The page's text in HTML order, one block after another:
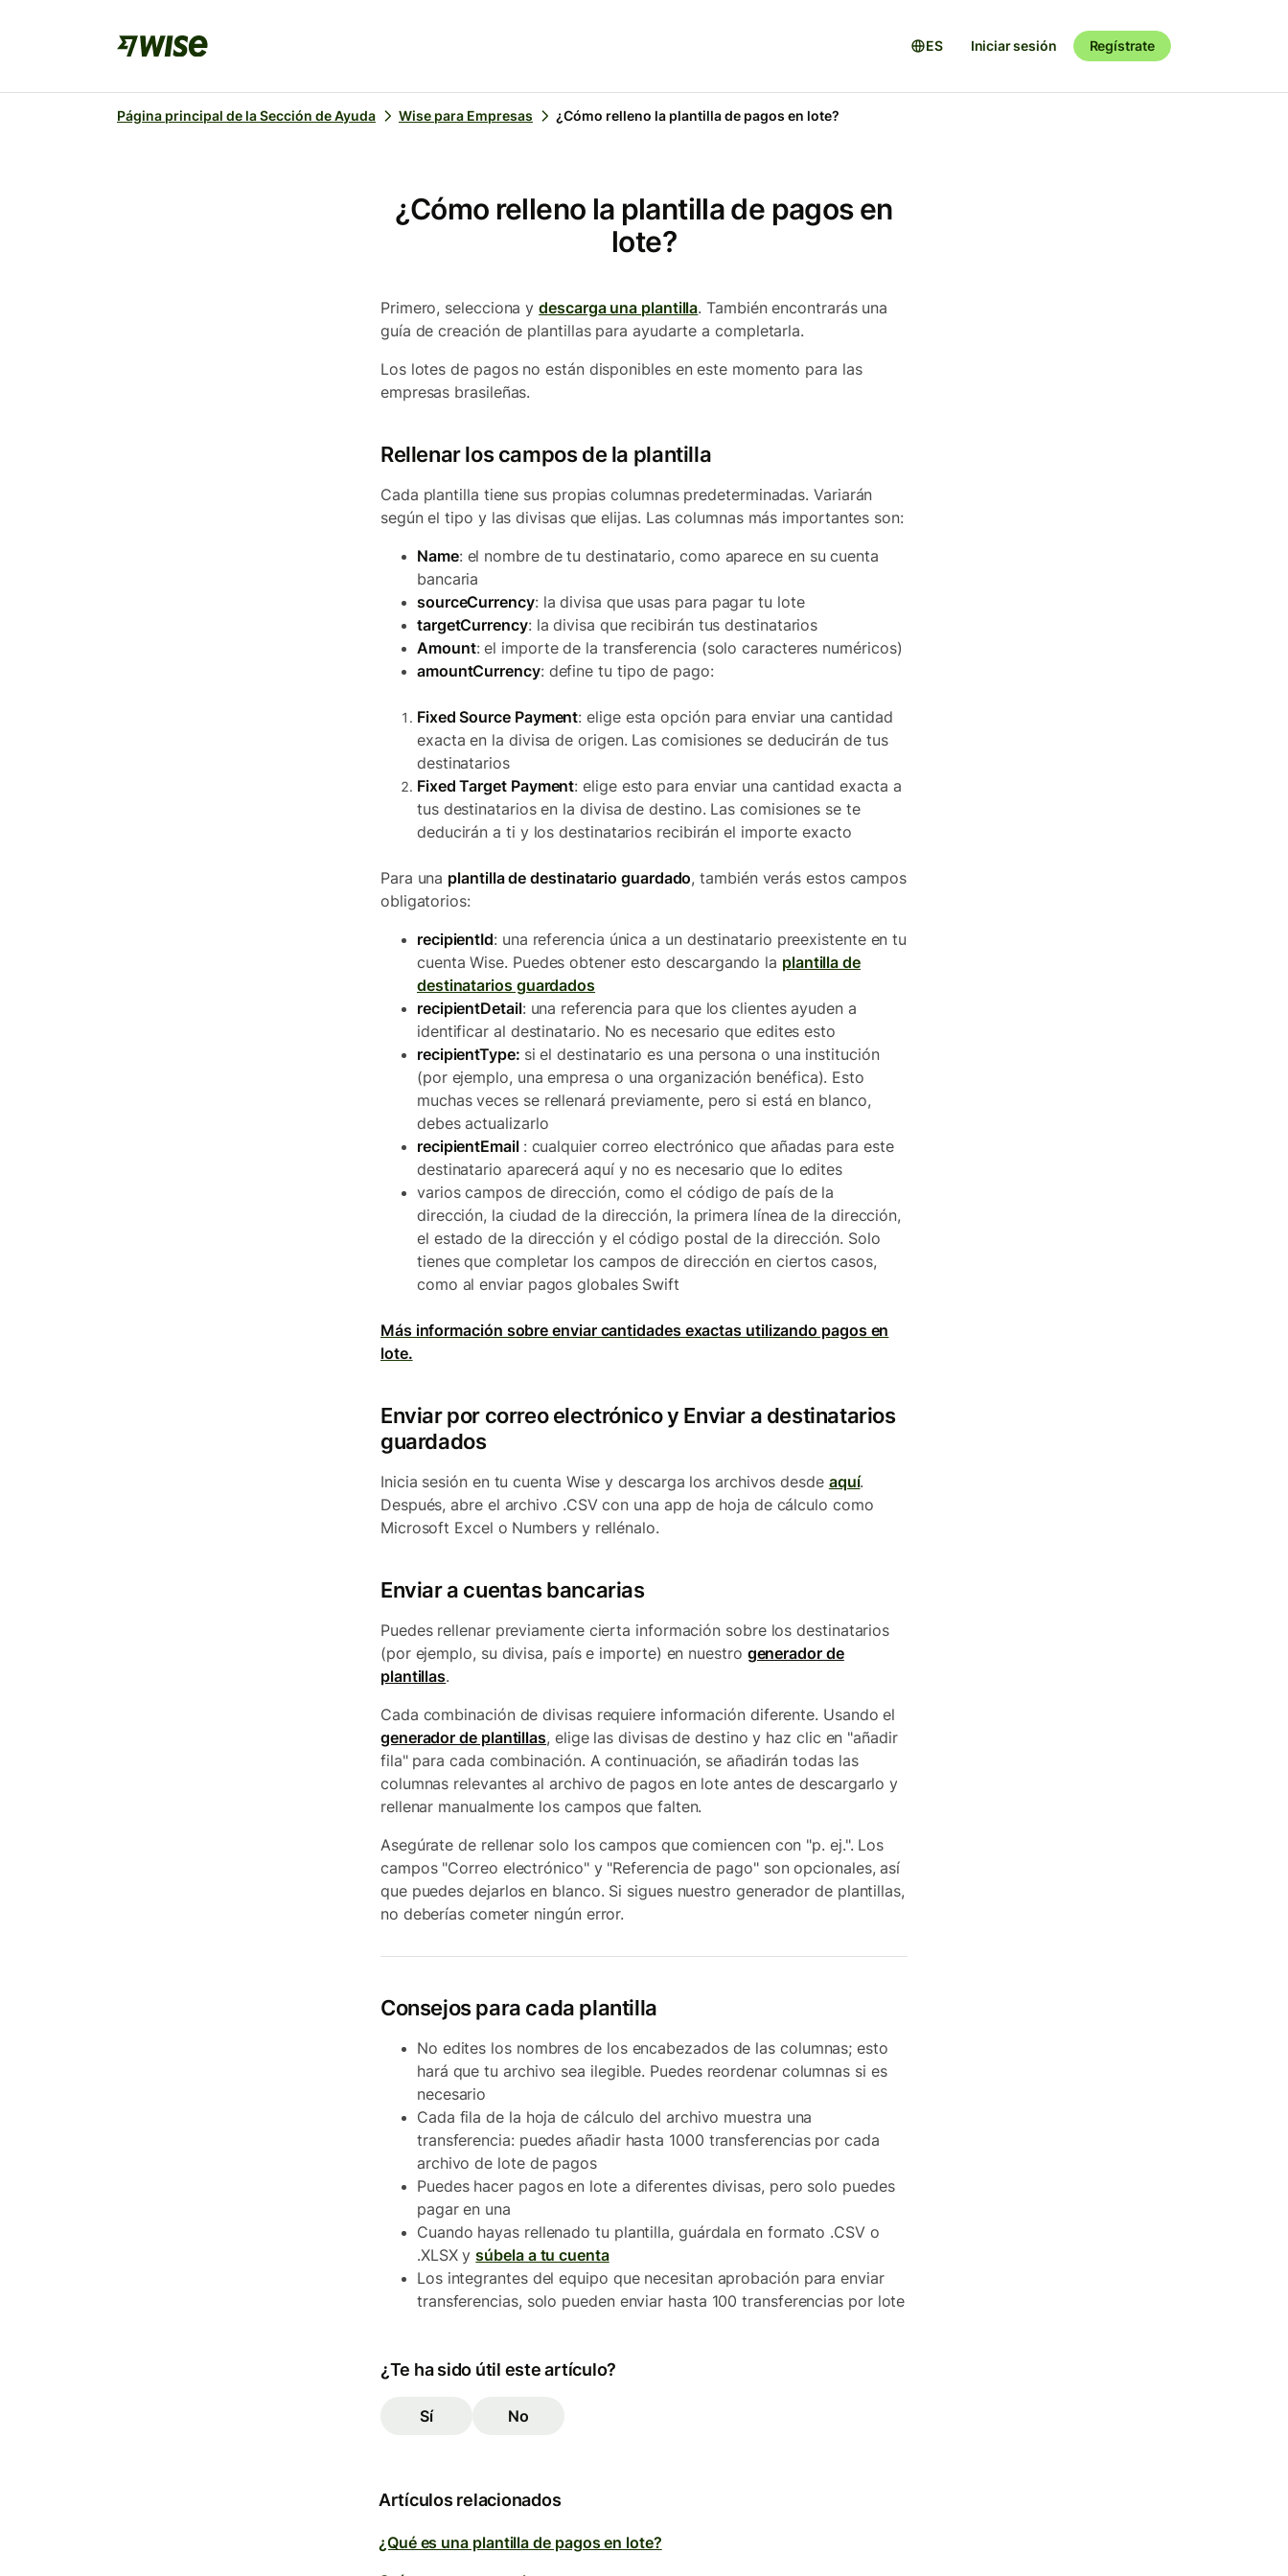
ES Iniciar sesión Regístrate
Página principal de la Sección de Ayuda Wise para Empresas ¿Cómo relleno la plantilla de pagos en lote?
¿Cómo relleno la plantilla de pagos en
lote?
Primero, selecciona ydescarga una plantilla. También encontrarás una
guía de creación de plantillas para ayudarte a completarla.
Los lotes de pagos no están disponibles en este momento para las
empresas brasileñas.
Rellenar los campos de la plantilla
Cada plantilla tiene sus propias columnas predeterminadas. Variarán
según el tipo y las divisas que elijas. Las columnas más importantes son:
Name: el nombre de tu destinatario, como aparece en su cuenta
bancaria
sourceCurrency: la divisa que usas para pagar tu lote
targetCurrency: la divisa que recibirán tus destinatarios
Amount: el importe de la transferencia (solo caracteres numéricos)
amountCurrency: define tu tipo de pago:
Fixed Source Payment: elige esta opción para enviar una cantidad
exacta en la divisa de origen. Las comisiones se deducirán de tus
destinatarios
Fixed Target Payment: elige esto para enviar una cantidad exacta a
tus destinatarios en la divisa de destino. Las comisiones se te
deducirán a ti y los destinatarios recibirán el importe exacto
Para una plantilla de destinatario guardado, también verás estos campos
obligatorios:
recipientId: una referencia única a un destinatario preexistente en tu
cuenta Wise. Puedes obtener esto descargando la plantilla de
destinatarios guardados
recipientDetail: una referencia para que los clientes ayuden a
identificar al destinatario. No es necesario que edites esto
recipientType: si el destinatario es una persona o una institución
(por ejemplo, una empresa o una organización benéfica). Esto
muchas veces se rellenará previamente, pero si está en blanco,
debes actualizarlo
recipientEmail : cualquier correo electrónico que añadas para este
destinatario aparecerá aquí y no es necesario que lo edites
varios campos de dirección, como el código de país de la
dirección, la ciudad de la dirección, la primera línea de la dirección,
el estado de la dirección y el código postal de la dirección. Solo
tienes que completar los campos de dirección en ciertos casos,
como al enviar pagos globales Swift
Más información sobre enviar cantidades exactas utilizando pagos en
lote.
Enviar por correo electrónico y Enviar a destinatarios
guardados
Inicia sesión en tu cuenta Wise y descarga los archivos desde aquí.
Después, abre el archivo .CSV con una app de hoja de cálculo como
Microsoft Excel o Numbers y rellénalo.
Enviar a cuentas bancarias
Puedes rellenar previamente cierta información sobre los destinatarios
(por ejemplo, su divisa, país e importe) en nuestro generador de
plantillas.
Cada combinación de divisas requiere información diferente. Usando el
generador de plantillas, elige las divisas de destino y haz clic en "añadir
fila" para cada combinación. A continuación, se añadirán todas las
columnas relevantes al archivo de pagos en lote antes de descargarlo y
rellenar manualmente los campos que falten.
Asegúrate de rellenar solo los campos que comiencen con "p. ej.". Los
campos "Correo electrónico" y "Referencia de pago" son opcionales, así
que puedes dejarlos en blanco. Si sigues nuestro generador de plantillas,
no deberías cometer ningún error.
Consejos para cada plantilla
No edites los nombres de los encabezados de las columnas; esto
hará que tu archivo sea ilegible. Puedes reordenar columnas si es
necesario
Cada fila de la hoja de cálculo del archivo muestra una
transferencia: puedes añadir hasta 1000 transferencias por cada
archivo de lote de pagos
Puedes hacer pagos en lote a diferentes divisas, pero solo puedes
pagar en una
Cuando hayas rellenado tu plantilla, guárdala en formato .CSV o
.XLSX ysúbela a tu cuenta
Los integrantes del equipo que necesitan aprobación para enviar
transferencias, solo pueden enviar hasta 100 transferencias por lote
¿Te ha sido útil este artículo?
Sí No
Artículos relacionados
¿Qué es una plantilla de pagos en lote?